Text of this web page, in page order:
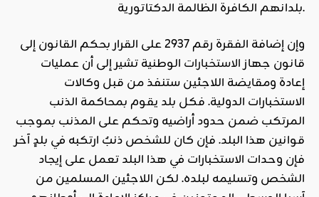
بلدانهم الكافرة الظالمة الدكتاتورية.
وإن إضافة الفقرة رقم 2937 على القرار بحكم القانون إلى
قانون جهازالاستخبارات الوطنية تشير إلى أن عمليات
إعادة ومقايضة اللاجئين ستنفذ من قبل وكالات
الاستخبارات الدولية. فكل بلد يقوم بمحاكمة الذنب
المرتكب ضمن حدود أراضيه وتحكم على المذنب بموجب
قوانين هذا البلد. فإن كان للشخص ذنبٌ ارتكبه في بلدٍ آخر
فإن وحدات الاستخبارات في هذا البلد تعمل على إيجاد
الشخص وتسليمه لبلده. لكن اللاجئين المسلمين من